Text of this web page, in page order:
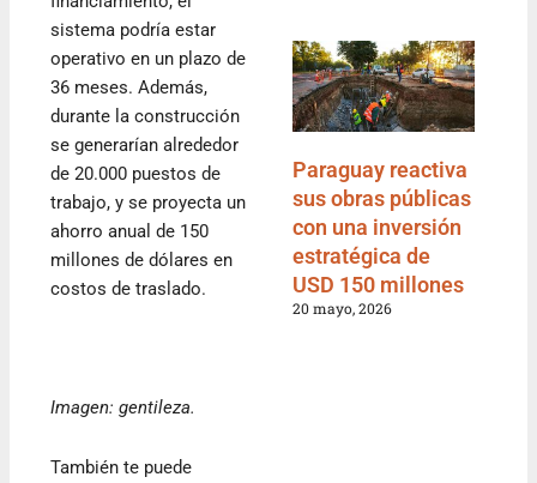
sistema podría estar
operativo en un plazo de
36 meses. Además,
durante la construcción
se generarían alrededor
de 20.000 puestos de
trabajo, y se proyecta un
ahorro anual de 150
millones de dólares en
costos de traslado.
Imagen: gentileza.
También te puede
Paraguay reactiva
sus obras públicas
con una inversión
estratégica de
USD 150 millones
20 mayo, 2026